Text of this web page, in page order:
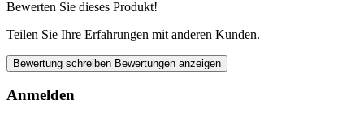
Bewerten Sie dieses Produkt!
Teilen Sie Ihre Erfahrungen mit anderen Kunden.
Bewertung schreiben Bewertungen anzeigen
Anmelden